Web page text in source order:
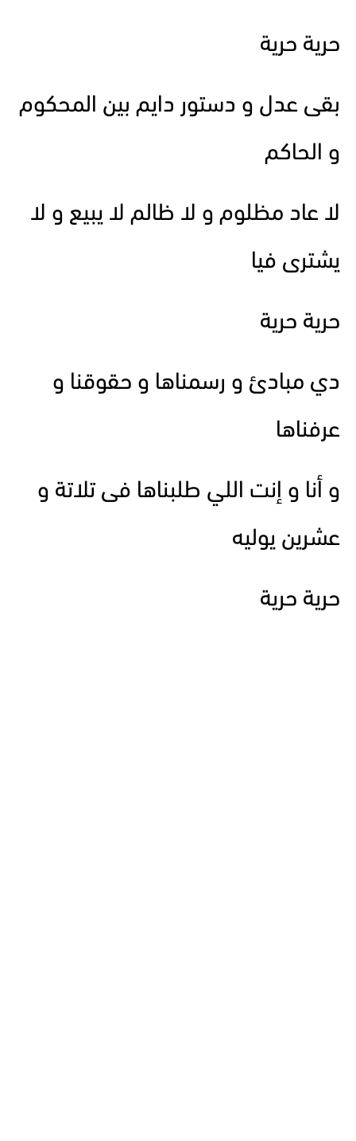
حرية حرية
بقى عدل و دستور دايم بين المحكوم
و الحاكم
لا عاد مظلوم و لا ظالم لا يبيع و لا
يشترى فيا
حرية حرية
دي مبادئ و رسمناها و حقوقنا و
عرفناها
و أنا و إنت اللي طلبناها فى تلاتة و
عشرين يوليه
حرية حرية